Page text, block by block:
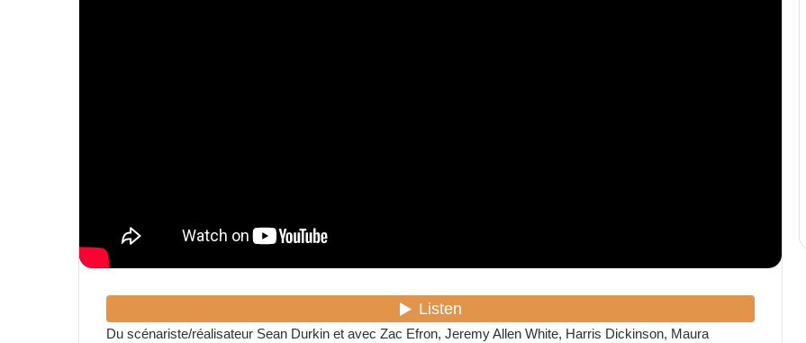
Du scénariste/réalisateur Sean Durkin et avec Zac Efron, Jeremy Allen White, Harris Dickinson, Maura